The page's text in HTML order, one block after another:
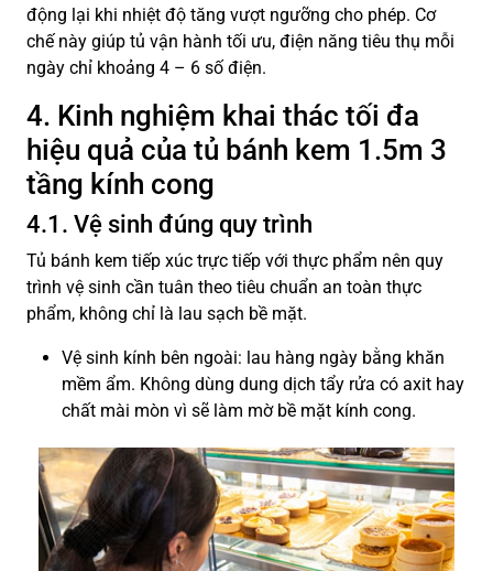
động lại khi nhiệt độ tăng vượt ngưỡng cho phép. Cơ
chế này giúp tủ vận hành tối ưu, điện năng tiêu thụ mỗi
ngày chỉ khoảng 4 – 6 số điện.
4. Kinh nghiệm khai thác tối đa
hiệu quả của tủ bánh kem 1.5m 3
tầng kính cong
4.1. Vệ sinh đúng quy trình
Tủ bánh kem tiếp xúc trực tiếp với thực phẩm nên quy
trình vệ sinh cần tuân theo tiêu chuẩn an toàn thực
phẩm, không chỉ là lau sạch bề mặt.
Vệ sinh kính bên ngoài: lau hàng ngày bằng khăn
mềm ẩm. Không dùng dung dịch tẩy rửa có axit hay
chất mài mòn vì sẽ làm mờ bề mặt kính cong.